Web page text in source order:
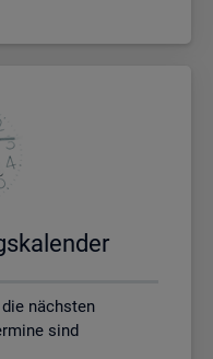
nächsten
sind